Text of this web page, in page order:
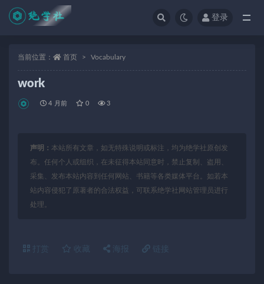
登录
当前位置： 首页 Vocabulary
work
4 月前 0 3
声明： 本站所有文章，如无特殊说明或标注，均为绝学社原创发
布。任何个人或组织，在未征得本站同意时，禁止复制、盗用、
采集、发布本站内容到任何网站、书籍等各类媒体平台。如若本
站内容侵犯了原著者的合法权益，可联系绝学社网站管理员进行
处理。
打赏 收藏 海报 链接